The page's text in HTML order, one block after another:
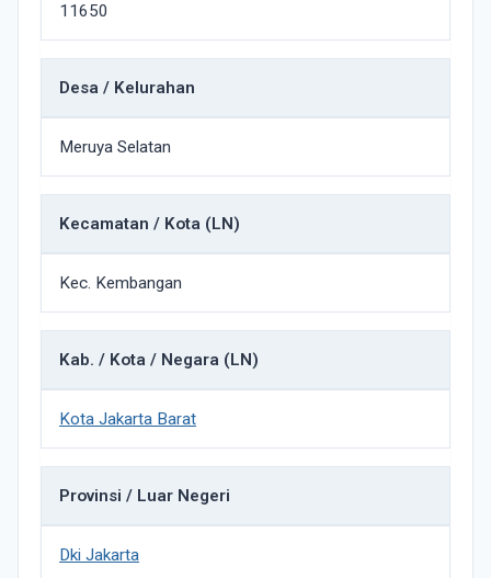
11650
Desa / Kelurahan
Meruya Selatan
Kecamatan / Kota (LN)
Kec. Kembangan
Kab. / Kota / Negara (LN)
Kota Jakarta Barat
Provinsi / Luar Negeri
Dki Jakarta